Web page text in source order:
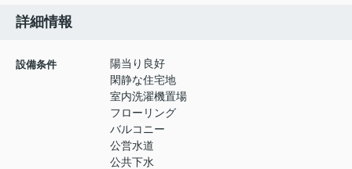
詳細情報
設備条件
陽当り良好
閑静な住宅地
室内洗濯機置場
フローリング
バルコニー
公営水道
公共下水